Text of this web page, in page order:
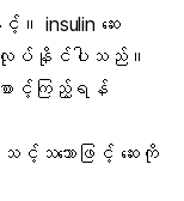
။ insulin ဆေး
းလုပ်နိုင်ပါသည်။
ောင့်ကြည့်ရန်
င့်သဘောဖြင့် ဆေးကို